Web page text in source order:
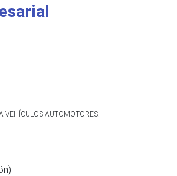
VEHÍCULOS AUTOMOTORES.